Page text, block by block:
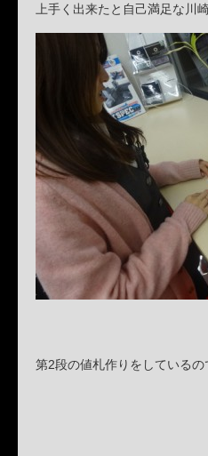
上手く出来たと自己満足な川
第2段の値札作りをしているの